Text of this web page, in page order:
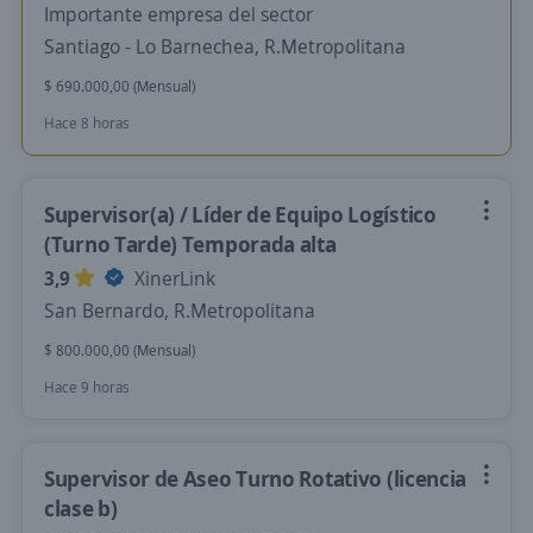
Importante empresa del sector
Santiago - Lo Barnechea, R.Metropolitana
$ 690.000,00 (Mensual)
Hace 8 horas
Supervisor(a) / Líder de Equipo Logístico
(Turno Tarde) Temporada alta
3,9
XinerLink
San Bernardo, R.Metropolitana
$ 800.000,00 (Mensual)
Hace 9 horas
Supervisor de Aseo Turno Rotativo (licencia
clase b)